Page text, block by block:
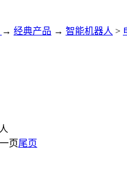
→ 经典产品 → 智能机器人 >
页尾页